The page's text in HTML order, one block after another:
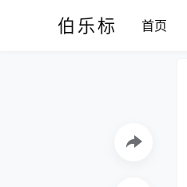
伯乐标 首页